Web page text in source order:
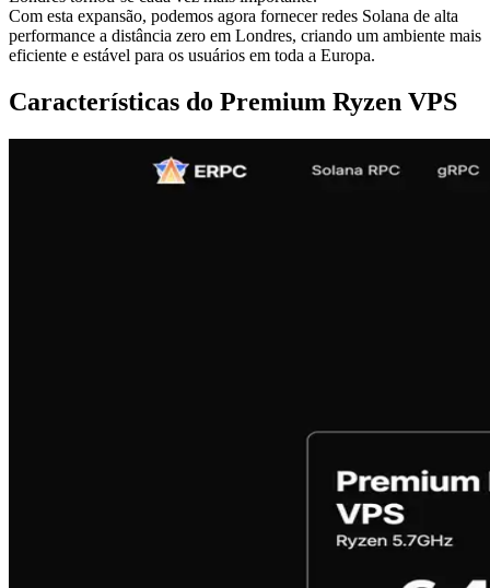
Com esta expansão, podemos agora fornecer redes Solana de alta
performance a distância zero em Londres, criando um ambiente mais
eficiente e estável para os usuários em toda a Europa.
Características do Premium Ryzen VPS